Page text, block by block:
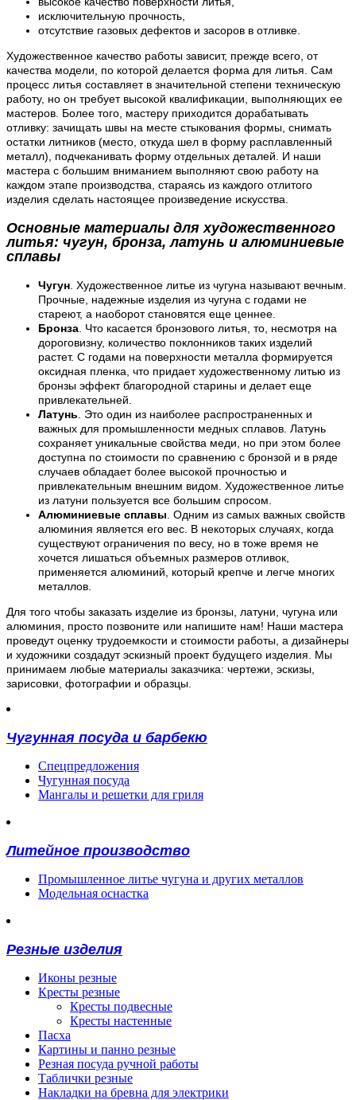
исключительную прочность,
отсутствие газовых дефектов и засоров в отливке.
Художественное качество работы зависит, прежде всего, от
качества модели, по которой делается форма для литья. Сам
процесс литья составляет в значительной степени техническую
работу, но он требует высокой квалификации, выполняющих ее
мастеров. Более того, мастеру приходится дорабатывать
отливку: зачищать швы на месте стыкования формы, снимать
остатки литников (место, откуда шел в форму расплавленный
металл), подчеканивать форму отдельных деталей. И наши
мастера с большим вниманием выполняют свою работу на
каждом этапе производства, стараясь из каждого отлитого
изделия сделать настоящее произведение искусства.
Основные материалы для художественного
литья: чугун, бронза, латунь и алюминиевые
сплавы
Чугун . Художественное литье из чугуна называют вечным.
Прочные, надежные изделия из чугуна с годами не
стареют, а наоборот становятся еще ценнее.
Бронза . Что касается бронзового литья, то, несмотря на
дороговизну, количество поклонников таких изделий
растет. С годами на поверхности металла формируется
оксидная пленка, что придает художественному литью из
бронзы эффект благородной старины и делает еще
привлекательней.
Латунь . Это один из наиболее распространенных и
важных для промышленности медных сплавов. Латунь
сохраняет уникальные свойства меди, но при этом более
доступна по стоимости по сравнению с бронзой и в ряде
случаев обладает более высокой прочностью и
привлекательным внешним видом. Художественное литье
из латуни пользуется все большим спросом.
Алюминиевые сплавы . Одним из самых важных свойств
алюминия является его вес. В некоторых случаях, когда
существуют ограничения по весу, но в тоже время не
хочется лишаться объемных размеров отливок,
применяется алюминий, который крепче и легче многих
металлов.
Для того чтобы заказать изделие из бронзы, латуни, чугуна или
алюминия, просто позвоните или напишите нам! Наши мастера
проведут оценку трудоемкости и стоимости работы, а дизайнеры
и художники создадут эскизный проект будущего изделия. Мы
принимаем любые материалы заказчика: чертежи, эскизы,
зарисовки, фотографии и образцы.
Чугунная посуда и барбекю
Спецпредложения
Чугунная посуда
Мангалы и решетки для гриля
Литейное производство
Промышленное литье чугуна и других металлов
Модельная оснастка
Резные изделия
Иконы резные
Кресты резные
Кресты подвесные
Кресты настенные
Пасха
Картины и панно резные
Резная посуда ручной работы
Таблички резные
Накладки на бревна для электрики